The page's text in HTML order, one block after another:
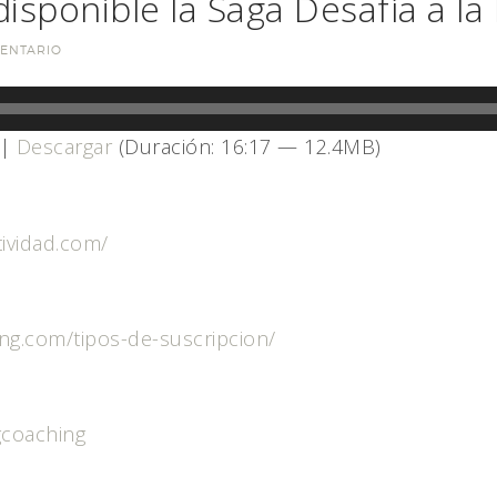
| Descargar (Duración: 16:17 — 12.4MB)
tipos-de-suscripcion/